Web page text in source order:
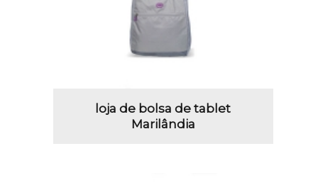
loja de bolsa de tablet
Marilândia